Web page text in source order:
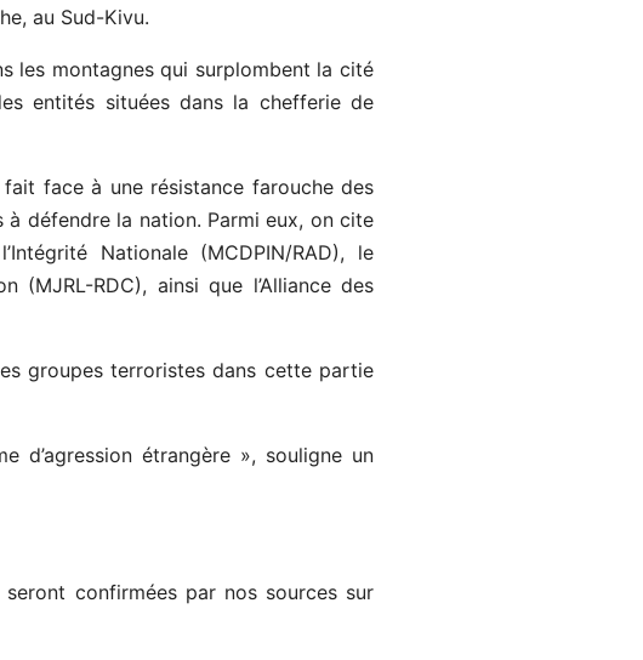
au Sud-Kivu.
les montagnes qui surplombent la cité
entités situées dans la chefferie de
face à une résistance farouche des
à défendre la nation. Parmi eux, on cite
Nationale (MCDPIN/RAD), le
(MJRL-RDC), ainsi que l’Alliance des
groupes terroristes dans cette partie
d’agression étrangère », souligne un
confirmées par nos sources sur